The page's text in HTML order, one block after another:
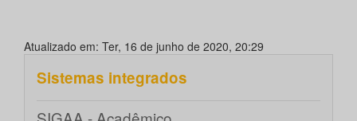
Atualizado em: Ter, 16 de junho de 2020, 20:29
Sistemas integrados